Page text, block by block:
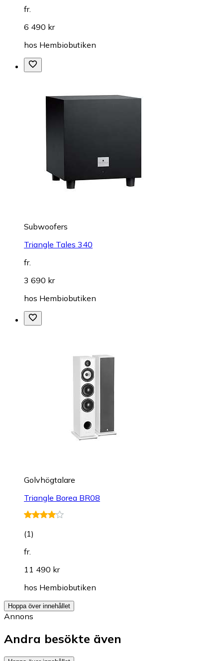
fr.
6 490 kr
hos Hembiobutiken
Subwoofers
Triangle Tales 340
fr.
3 690 kr
hos Hembiobutiken
Golvhögtalare
Triangle Borea BR08
(1)
fr.
11 490 kr
hos Hembiobutiken
Hoppa över innehållet
Annons
Andra besökte även